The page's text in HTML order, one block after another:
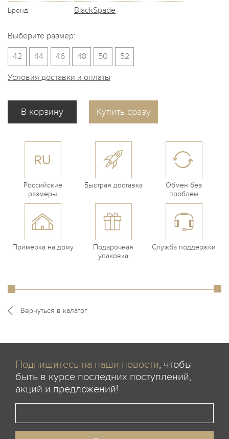
Бренд: BlackSpade
Выберите размер:
42
44 46 48 50 52
Условия доставки и оплаты
Купить сразу
Российские
размеры
Быстрая доставка
Обмен без
проблем
Примерка на дому
Подарочная
упаковка
Служба поддержки
Вернуться в калатог
Подпишитесь на наши новости, чтобы
быть в курсе последних поступлений,
акций и предложений!